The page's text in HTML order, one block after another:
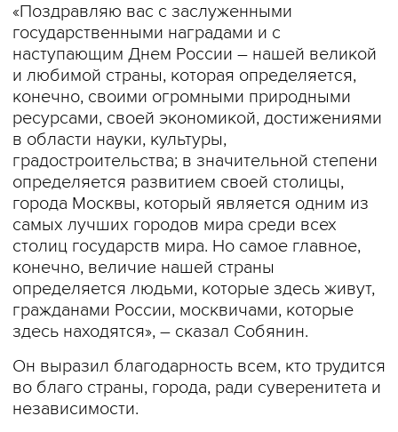
«Поздравляю вас с заслуженными
государственными наградами и с
наступающим Днем России – нашей великой
и любимой страны, которая определяется,
конечно, своими огромными природными
ресурсами, своей экономикой, достижениями
в области науки, культуры,
градостроительства; в значительной степени
определяется развитием своей столицы,
города Москвы, который является одним из
самых лучших городов мира среди всех
столиц государств мира. Но самое главное,
конечно, величие нашей страны
определяется людьми, которые здесь живут,
гражданами России, москвичами, которые
здесь находятся», – сказал Собянин.
Он выразил благодарность всем, кто трудится
во благо страны, города, ради суверенитета и
независимости.